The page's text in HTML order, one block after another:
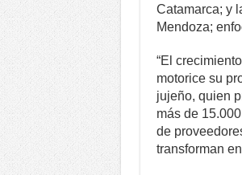
k
Catamarca; y
Mendoza;
“El
motorice su
jujeño, quien
más de
de
transforman